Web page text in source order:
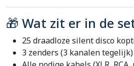
🎁 Wat zit er in de
25 draadloze silent disco
3 zenders (3 kanalen tegelijk)